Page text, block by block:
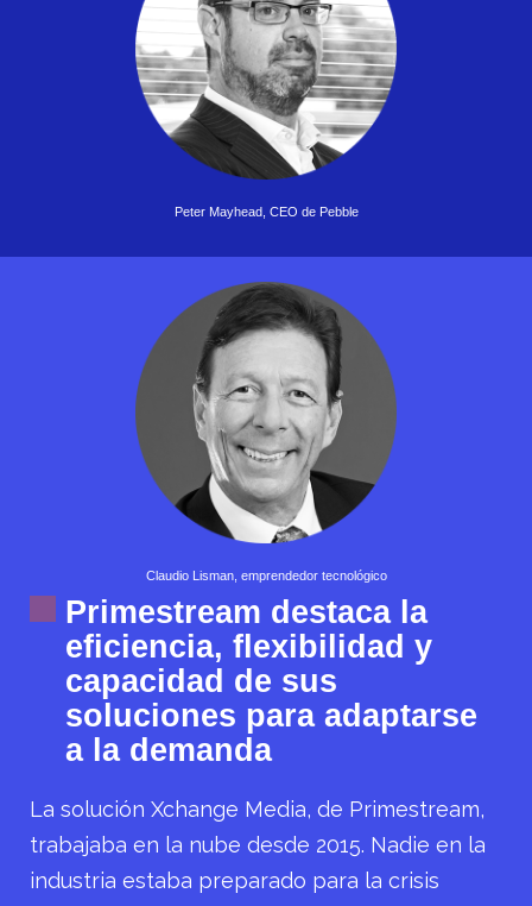
Peter Mayhead, CEO de Pebble
Claudio Lisman, emprendedor tecnológico
Primestream destaca la
eficiencia, flexibilidad y
capacidad de sus
soluciones para adaptarse
a la demanda
La solución Xchange Media, de Primestream,
trabajaba en la nube desde 2015. Nadie en la
industria estaba preparado para la crisis